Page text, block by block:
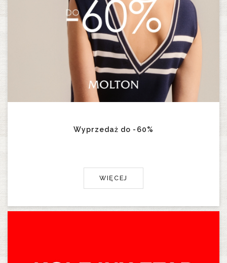
Wyprzedaż do -60%
WIĘCEJ